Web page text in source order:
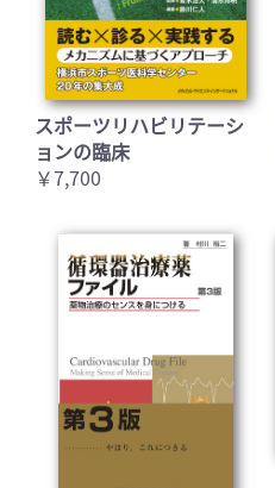
スポーツリハビリテーシ
ョンの臨床
￥7,700